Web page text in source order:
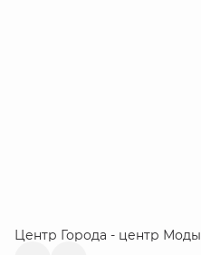
Центр Города - центр Моды